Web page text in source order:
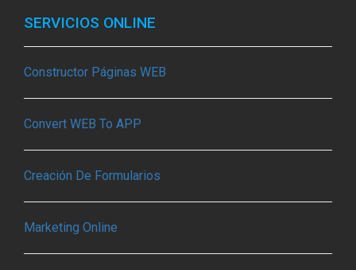
SERVICIOS ONLINE
Constructor Páginas WEB
Convert WEB To APP
Creación De Formularios
Marketing Online